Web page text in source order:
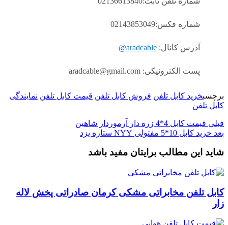
شماره فکس:02143853049
آدرس کانال: aradcable@
پست الکترونیکی: aradcable@gmail.com
برچسبخرید کابل تلفن فروش کابل تلفن قیمت کابل تلفن نمایندگی
کابل تلفن
قبلی قیمت کابل 4*4 زره دار آرموردار شاهین
بعد خرید کابل 10*5 مفتولی NYY ستاره یزد
شاید این مطالب برایتان مفید باشد
کابل تلفن مخابراتی مشکی کرمان صادراتی پخش لاله
زار